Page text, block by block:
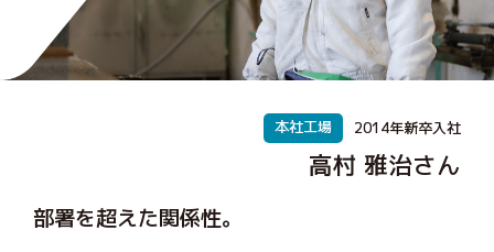
本社工場 2014年新卒入社
高村 雅治さん
部署を超えた関係性。